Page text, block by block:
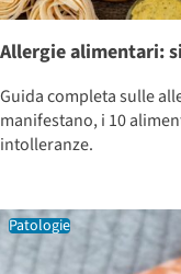
Allergie alimentari:
Guida completa sulle
manifestano, i 10
intolleranze.
Patologie